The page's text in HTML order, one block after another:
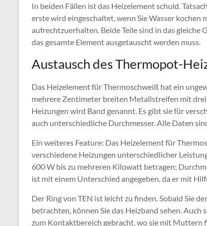
In beiden Fällen ist das Heizelement schuld.
erste wird eingeschaltet, wenn Sie Wasser kochen
aufrechtzuerhalten. Beide Teile sind in das gleiche
das gesamte Element ausgetauscht werden muss.
Austausch des Thermopot-
Das Heizelement für Thermoschweiß hat ein
mehrere Zentimeter breiten Metallstreifen mit
Heizungen wird Band genannt. Es gibt sie für
auch unterschiedliche Durchmesser. Alle Daten
Ein weiteres Feature: Das Heizelement für
verschiedene Heizungen unterschiedlicher
600 W bis zu mehreren Kilowatt betragen;
ist mit einem Unterschied angegeben, da er mit
Der Ring von TEN ist leicht zu finden. Sobald Sie
betrachten, können Sie das Heizband sehen.
zum Kontaktbereich gebracht, wo sie mit Muttern